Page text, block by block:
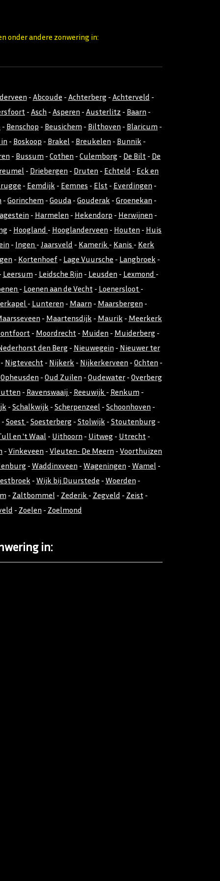
onder andere zonwering in:
- Abcoude - Achterberg - Achterveld -
- Asch - Asperen - Austerlitz - Baarn -
- Benschop - Beusichem - Bilthoven - Blaricum -
- Boskoop - Brakel - Breukelen - Bunnik -
- Bussum - Cothen - Culemborg - De Bilt - De
- Driebergen - Druten - Echteld - Eck en
- Eemdijk - Eemnes - Elst - Everdingen -
- Gorinchem - Gouda - Gouderak - Groenekan -
- Harmelen - Hekendorp - Herwijnen -
- Hoogland - Hooglanderveen - Houten - Huis
- Ingen - Jaarsveld - Kamerik - Kanis - Kerk
- Kortenhoef - Lage Vuursche - Langbroek -
Leersum - Leidsche Rijn - Leusden - Lexmond -
- Loenen aan de Vecht - Loenersloot -
- Lunteren - Maarn - Maarsbergen -
- Maartensdijk - Maurik - Meerkerk
- Moordrecht - Muiden - Muiderberg -
den Berg - Nieuwegein - Nieuwer ter
Nigtevecht - Nijkerk - Nijkerkerveen - Ochten -
Opheusden - Oud Zuilen - Oudewater - Overberg
- Ravenswaaij - Reeuwijk - Renkum -
- Schalkwijk - Scherpenzeel - Schoonhoven -
- Soest - Soesterberg - Stolwijk - Stoutenburg -
en 't Waal - Uithoorn - Uitweg - Utrecht -
- Vinkeveen - Vleuten- De Meern - Voorthuizen
- Waddinxveen - Wageningen - Wamel -
- Wijk bij Duurstede - Woerden -
- Zaltbommel - Zederik - Zegveld - Zeist -
- Zoelen - Zoelmond
in: